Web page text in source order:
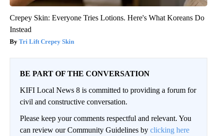
Crepey Skin: Everyone Tries Lotions. Here's What Koreans Do
Instead
Tri Lift Crepey Skin
BE PART OF THE CONVERSATION
KIFI Local News 8 is committed to providing a forum for
civil and constructive conversation.
Please keep your comments respectful and relevant. You
can review our Community Guidelines by clicking here